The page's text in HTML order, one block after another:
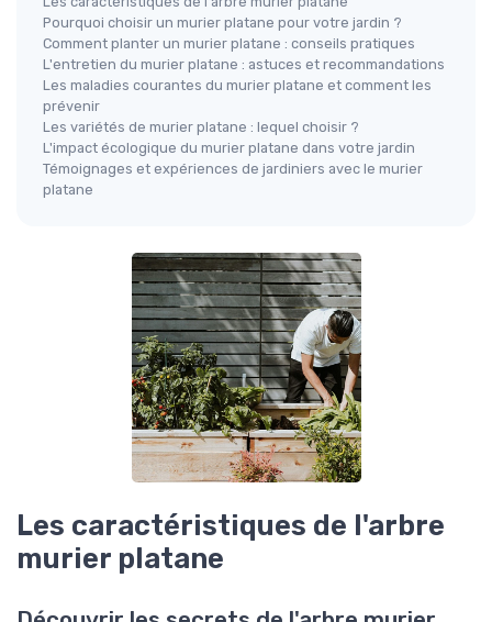
Pourquoi choisir un murier platane pour votre jardin ?
Comment planter un murier platane : conseils pratiques
L'entretien du murier platane : astuces et recommandations
Les maladies courantes du murier platane et comment les
prévenir
Les variétés de murier platane : lequel choisir ?
L'impact écologique du murier platane dans votre jardin
Témoignages et expériences de jardiniers avec le murier
platane
Les caractéristiques de l'arbre
murier platane